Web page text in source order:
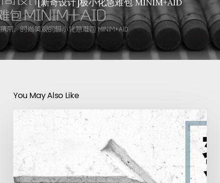
[新奇设计]极小化急难包 MINIM+AID
You May Also Like